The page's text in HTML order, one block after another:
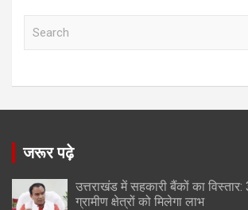
c
h
जरूर पढ़े
उत्तराखंड में सहकारी बैंकों का
ग्रामीण क्षेत्रों को मिलेगा लाभ